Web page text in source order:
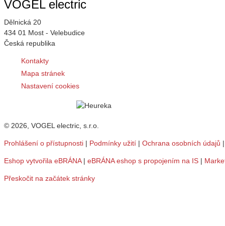
VOGEL electric
Dělnická 20
434 01 Most - Velebudice
Česká republika
Kontakty
Mapa stránek
Nastavení cookies
© 2026, VOGEL electric, s.r.o.
Prohlášení o přístupnosti | Podmínky užití | Ochrana osobních údajů
Eshop vytvořila eBRÁNA| eBRÁNA eshop s propojením na IS |
Přeskočit na začátek stránky